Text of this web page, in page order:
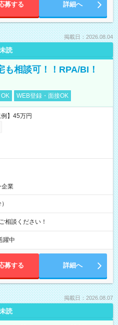
募する 詳細へ
掲載日：2026.08.04
未読
相談可！！RPA/BI！
WEB登録・面接OK
】45万円
企業
談ください！
躍中
募する 詳細へ
掲載日：2026.08.07
未読